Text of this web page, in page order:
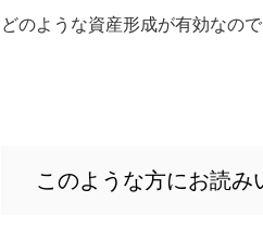
どのような資産形成が有効なので
このような方にお読